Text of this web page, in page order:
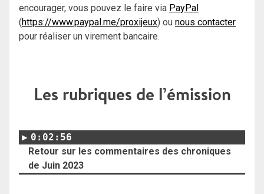
encourager, vous pouvez le faire via PayPal
(https://www.paypal.me/proxijeux) ou nous contacter
pour réaliser un virement bancaire.
Les rubriques de l’émission
0:02:56
Retour sur les commentaires des chroniques
de Juin 2023